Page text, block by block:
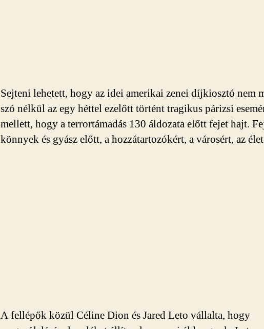
Sejteni lehetett, hogy az idei amerikai zenei díjkiosztó nem
szó nélkül az egy héttel ezelőtt történt tragikus párizsi
mellett, hogy a terrortámadás 130 áldozata előtt fejet hajt.
könnyek és gyász előtt, a hozzátartozókért, a városért, az
A fellépők közül Céline Dion és Jared Leto vállalta, hogy